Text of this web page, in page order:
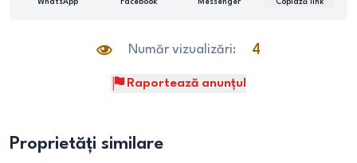
WhatsApp Facebook Messenger Copiază link
Număr vizualizări: 4
Raportează anunțul
Proprietăți similare